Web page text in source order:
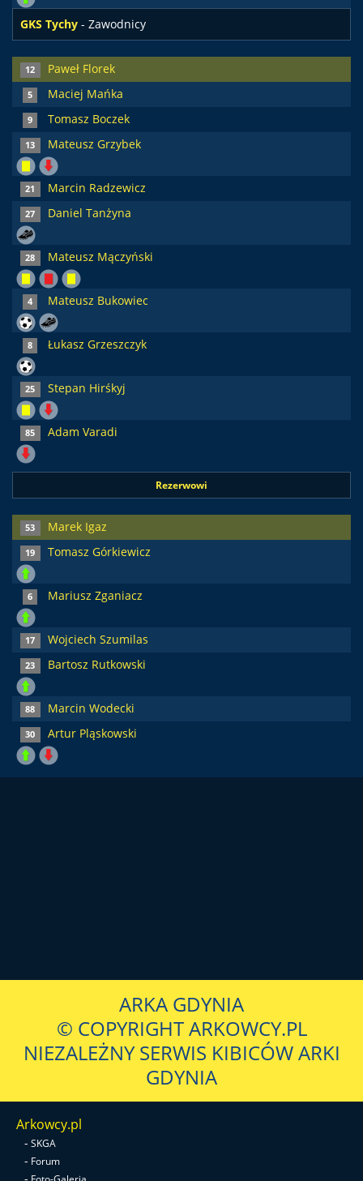
GKS Tychy - Zawodnicy
12 Paweł Florek
5 Maciej Mańka
9 Tomasz Boczek
13 Mateusz Grzybek
21 Marcin Radzewicz
27 Daniel Tanżyna
28 Mateusz Mączyński
4 Mateusz Bukowiec
8 Łukasz Grzeszczyk
25 Stepan Hirśkyj
85 Adam Varadi
Rezerwowi
53 Marek Igaz
19 Tomasz Górkiewicz
6 Mariusz Zganiacz
17 Wojciech Szumilas
23 Bartosz Rutkowski
88 Marcin Wodecki
30 Artur Pląskowski
ARKA GDYNIA
© COPYRIGHT ARKOWCY.PL
NIEZALEŻNY SERWIS KIBICÓW ARKI
GDYNIA
Arkowcy.pl
- SKGA
- Forum